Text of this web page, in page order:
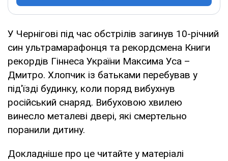
У Чернігові під час обстрілів загинув 10-річний
син ультрамарафонця та рекордсмена Книги
рекордів Гіннеса України Максима Уса –
Дмитро. Хлопчик із батьками перебував у
під'їзді будинку, коли поряд вибухнув
російський снаряд. Вибуховою хвилею
винесло металеві двері, які смертельно
поранили дитину.
Докладніше про це читайте у матеріалі